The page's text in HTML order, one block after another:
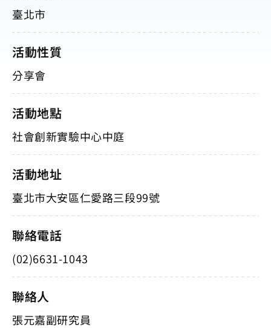
臺北市
活動性質
分享會
活動地點
社會創新實驗中心中庭
活動地址
臺北市大安區仁愛路三段99號
聯絡電話
(02)6631-1043
聯絡人
張元嘉副研究員